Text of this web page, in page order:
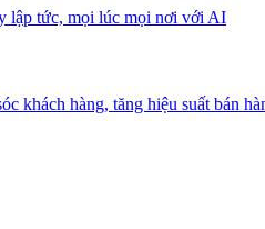
lập tức, mọi lúc mọi nơi với AI
khách hàng, tăng hiệu suất bán